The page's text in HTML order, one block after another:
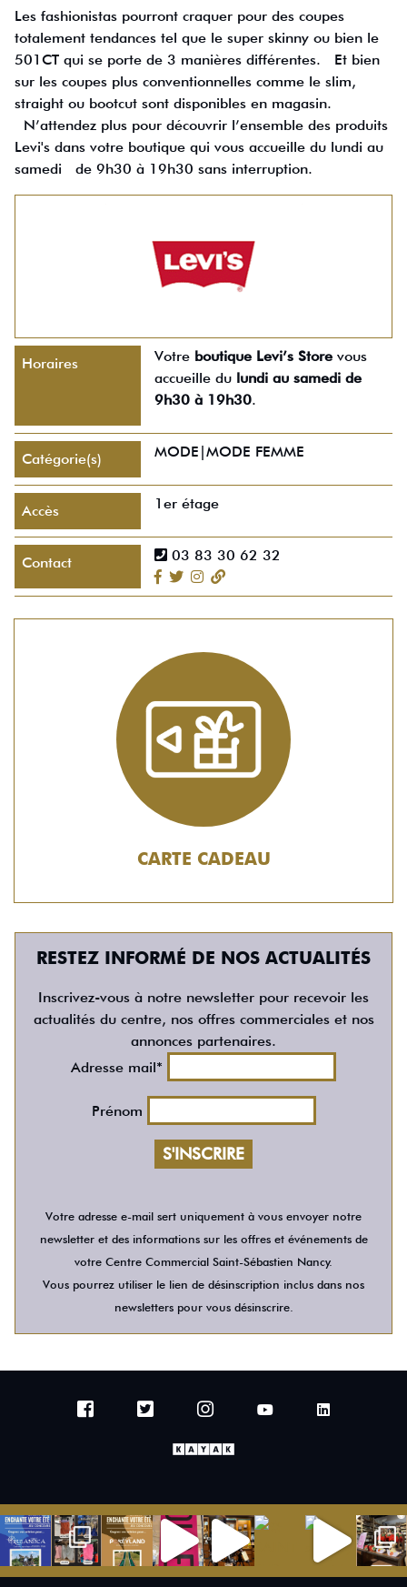
Les fashionistas pourront craquer pour des coupes
totalement tendances tel que le super skinny ou bien le
501CT qui se porte de 3 manières différentes. Et bien
sur les coupes plus conventionnelles comme le slim,
straight ou bootcut sont disponibles en magasin.
N’attendez plus pour découvrir l’ensemble des produits
Levi's dans votre boutique qui vous accueille du lundi au
samedi de 9h30 à 19h30 sans interruption.
Horaires Votre boutique Levi’s Storevous
accueille du lundi au samedi de
9h30 à 19h30.
Catégorie(s) MODE|MODE FEMME
Accès 1er étage
Contact 03 83 30 62 32
CARTE CADEAU
RESTEZ INFORMÉ DE NOS ACTUALITÉS
Inscrivez-vous à notre newsletter pour recevoir les
actualités du centre, nos offres commerciales et nos
annonces partenaires.
Adresse mail*
Prénom
Votre adresse e-mail sert uniquement à vous envoyer notre
newsletter et des informations sur les offres et événements de
votre Centre Commercial Saint-Sébastien Nancy.
Vous pourrez utiliser le lien de désinscription inclus dans nos
newsletters pour vous désinscrire.